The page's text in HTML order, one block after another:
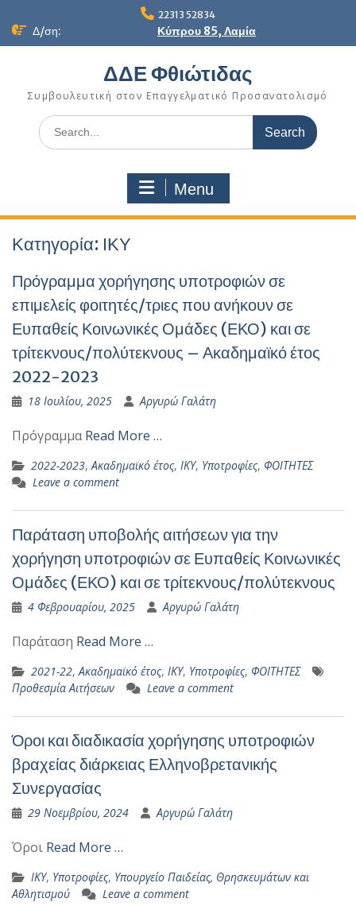
22313 52834
Δ/ση: Κύπρου 85, Λαμία
ΔΔΕ Φθιώτιδας
Συμβουλευτική στον Επαγγελματικό Προσανατολισμό
Search
for:
Menu
Κατηγορία: ΙΚΥ
Πρόγραμμα χορήγησης υποτροφιών σε
επιμελείς φοιτητές/τριες που ανήκουν σε
Ευπαθείς Κοινωνικές Ομάδες (ΕΚΟ) και σε
τρίτεκνους/πολύτεκνους – Ακαδημαϊκό έτος
2022-2023
18 Ιουλίου, 2025 Αργυρώ Γαλάτη
ΠρόγραμμαRead More …
2022-2023,Ακαδημαϊκό έτος, ΙΚΥ, Υποτροφίες, ΦΟΙΤΗΤΕΣ
Leave a comment
Παράταση υποβολής αιτήσεων για την
χορήγηση υποτροφιών σε Ευπαθείς Κοινωνικές
Ομάδες (ΕΚΟ) και σε τρίτεκνους/πολύτεκνους
4 Φεβρουαρίου, 2025 Αργυρώ Γαλάτη
Παράταση Read More …
2021-22,Ακαδημαϊκό έτος, ΙΚΥ, Υποτροφίες, ΦΟΙΤΗΤΕΣ
Προθεσμία Αιτήσεων
Leave a comment
Όροι και διαδικασία χορήγησης υποτροφιών
βραχείας διάρκειας Ελληνοβρετανικής
Συνεργασίας
29 Νοεμβρίου, 2024 Αργυρώ Γαλάτη
Όροι Read More …
ΙΚΥ, Υποτροφίες, Υπουργείο Παιδείας, Θρησκευμάτων και
Αθλητισμού
Leave a comment